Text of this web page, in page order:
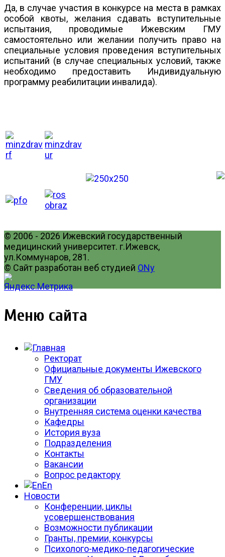
Да, в случае участия в конкурсе на места в рамках
особой квоты, желания сдавать вступительные
испытания, проводимые Ижевским ГМУ
самостоятельно или желании получить право на
специальные условия проведения вступительных
испытаний (в случае специальных условий, также
необходимо предоставить Индивидуальную
программу реабилитации инвалида).
© 2006 - 2026 Ижевский государственный
медицинский университет. г.Ижевск,
ул.Коммунаров, 281.
© Сайт разработан веб студией ONy
Меню сайта
Ректорат
Официальные документы Ижевского
ГМУ
Сведения об образовательной
организации
Внутренняя система оценки качества
Кафедры
История вуза
Подразделения
Контакты
Вакансии
Вопрос редактору
En
Новости
Конференции, циклы
усовершенствования
Возможности публикации
Гранты, премии, конкурсы
Психолого-медико-педагогические